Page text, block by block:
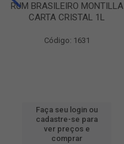
RUM BRASILEIRO MONTILLA
CARTA CRISTAL 1L
Código: 1631
Faça seu login ou
cadastre-se para
ver preços e
comprar